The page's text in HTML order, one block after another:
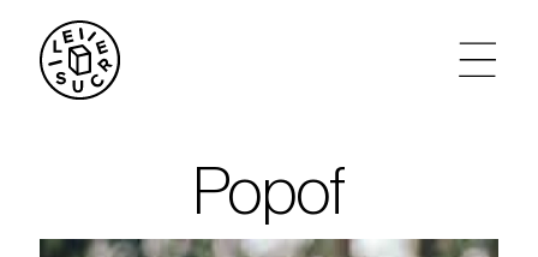
agenda
Popof